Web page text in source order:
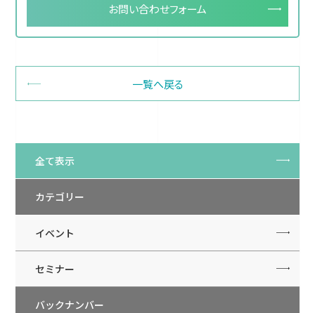
お問い合わせフォーム
一覧へ戻る
全て表示
カテゴリー
イベント
セミナー
バックナンバー